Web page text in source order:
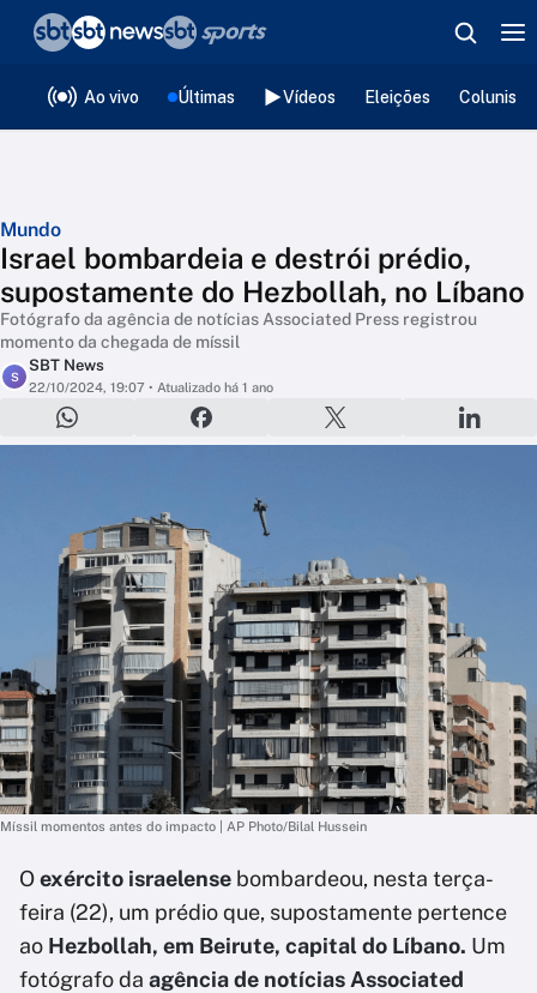
Ao vivo Últimas Vídeos Eleições
Mundo
Israel bombardeia e destrói prédio,
supostamente do Hezbollah, no Líbano
Fotógrafo da agência de notícias Associated Press registrou
momento da chegada de míssil
S
SBT News
22/10/2024, 19:07 • Atualizado há 1 ano
Míssil momentos antes do impacto | AP Photo/Bilal Hussein
Oexército israelense bombardeou, nesta terça-
feira (22), um prédio que, supostamente pertence
ao Hezbollah, em Beirute, capital do Líbano. Um
fotógrafo da agência de notícias Associated
❮voltar
Editorias